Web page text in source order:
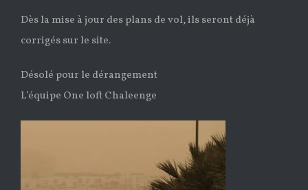
Dès la mise à jour des plans de vol, ils seront déjà
corrigés sur le site.
Désolé pour le dérangement
L’équipe One loft Chaleenge